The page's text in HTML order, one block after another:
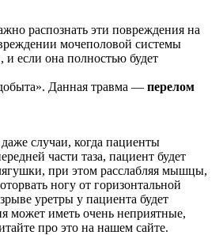
распознать эти повреждения на
мочеполовой системы
и если она полностью будет
Данная травма — перелом
случаи, когда пациенты
части таза, пациент будет
при этом расслабляя мышцы,
ногу от горизонтальной
уретры у пациента будет
может иметь очень неприятные,
про это на нашем сайте.